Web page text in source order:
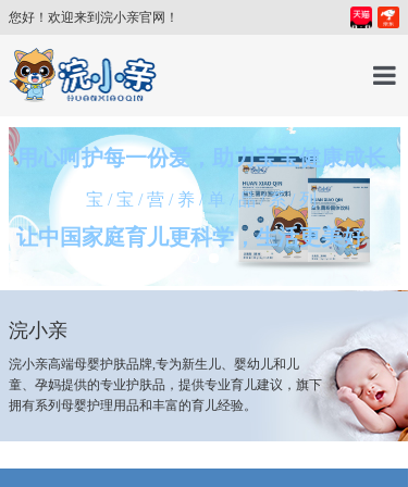
您好！欢迎来到浣小亲官网！
首
关
用心呵护每一份爱，助力宝宝健康成长
宝/宝/营/养/单/品/系/列
让中国家庭育儿更科学，生活更美好
浣小亲
浣小亲高端母婴护肤品牌,专为新生儿、婴幼儿和儿
童、孕妈提供的专业护肤品，提供专业育儿建议，旗下
拥有系列母婴护理用品和丰富的育儿经验。